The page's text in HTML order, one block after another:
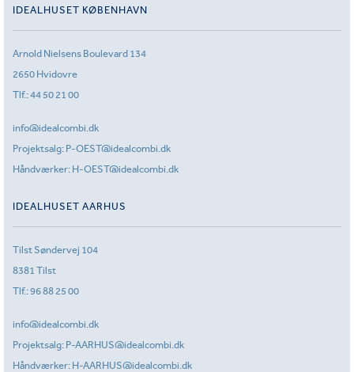
IDEALHUSET KØBENHAVN
Arnold Nielsens Boulevard 134
2650 Hvidovre
Tlf.:44 50 21 00
info@idealcombi.dk
Projektsalg: P-OEST@idealcombi.dk
Håndværker: H-OEST@idealcombi.dk
IDEALHUSET AARHUS
Tilst Søndervej 104
8381 Tilst
Tlf.:96 88 25 00
info@idealcombi.dk
Projektsalg: P-AARHUS@idealcombi.dk
Håndværker: H-AARHUS@idealcombi.dk